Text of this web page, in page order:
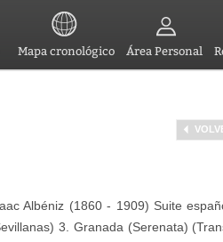
Mapa cronológico Área Personal
Albéniz (1860 - 1909) Suite
3. Granada (Serenata)